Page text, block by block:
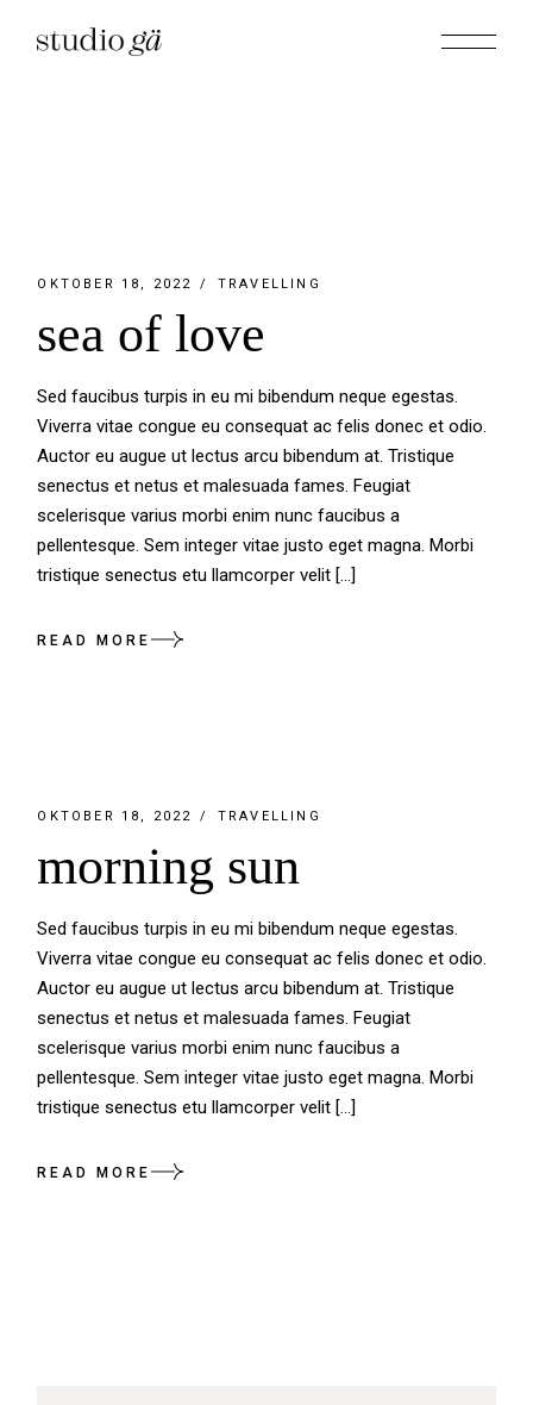
OKTOBER 18, 2022 TRAVELLING
sea of love
Sed faucibus turpis in eu mi bibendum neque egestas.
Viverra vitae congue eu consequat ac felis donec et odio.
Auctor eu augue ut lectus arcu bibendum at. Tristique
senectus et netus et malesuada fames. Feugiat
scelerisque varius morbi enim nunc faucibus a
pellentesque. Sem integer vitae justo eget magna. Morbi
tristique senectus etu llamcorper velit […]
READ MORE
OKTOBER 18, 2022 TRAVELLING
morning sun
Sed faucibus turpis in eu mi bibendum neque egestas.
Viverra vitae congue eu consequat ac felis donec et odio.
Auctor eu augue ut lectus arcu bibendum at. Tristique
senectus et netus et malesuada fames. Feugiat
scelerisque varius morbi enim nunc faucibus a
pellentesque. Sem integer vitae justo eget magna. Morbi
tristique senectus etu llamcorper velit […]
READ MORE